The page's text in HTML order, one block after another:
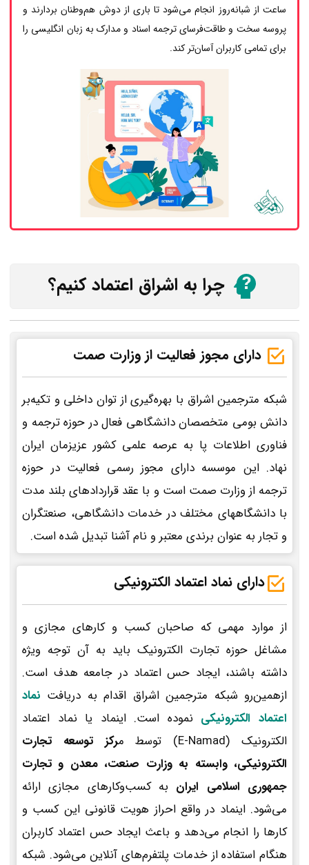
ساعت از شبانه‌روز انجام می‌شود تا باری از دوش هم‌وطنان بردارند و
پروسه سخت و طاقت‌فرسای ترجمه اسناد و مدارک به زبان انگلیسی را
برای تمامی کاربران آسان‌تر کند.
چرا به اشراق اعتماد کنیم؟
دارای مجوز فعالیت از وزارت صمت
شبکه مترجمین اشراق با بهره‌گیری از توان داخلی و تکیه‌بر
دانش بومی متخصصان دانشگاهی فعال در حوزه ترجمه و
فناوری اطلاعات پا به عرصه علمی کشور عزیزمان ایران
نهاد. این موسسه دارای مجوز رسمی فعالیت در حوزه
ترجمه از وزارت صمت است و با عقد قراردادهای بلند مدت
با دانشگاههای مختلف در خدمات دانشگاهی، صنعتگران
و تجار به عنوان برندی معتبر و نام آشنا تبدیل شده است.
دارای نماد اعتماد الکترونیکی
از موارد مهمی که صاحبان کسب و کارهای مجازی و
مشاغل حوزه تجارت الکترونیک باید به آن توجه ویژه
داشته باشند، ایجاد حس اعتماد در جامعه هدف است.
ازهمین‌رو شبکه مترجمین اشراق اقدام به دریافت نماد
اعتماد الکترونیکی نموده است. اینماد یا نماد اعتماد
الکترونیک (E-Namad) توسط م
رکز توسعه تجارت
الکترونیکی، وابسته به وزارت صنعت، معدن و تجارت
جمهوری اسلامی ایران به کسب‌وکارهای مجازی ارائه
می‌شود. اینماد در واقع احراز هویت قانونی این کسب و
کارها را انجام می‌دهد و باعث ایجاد حس اعتماد کاربران
هنگام استفاده از خدمات پلتفرم‌های آنلاین می‌شود. شبکه